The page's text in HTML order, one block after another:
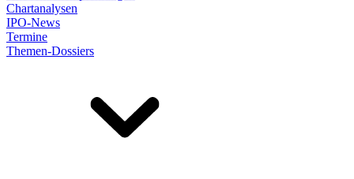
Chartanalysen
IPO-News
Termine
Themen-Dossiers